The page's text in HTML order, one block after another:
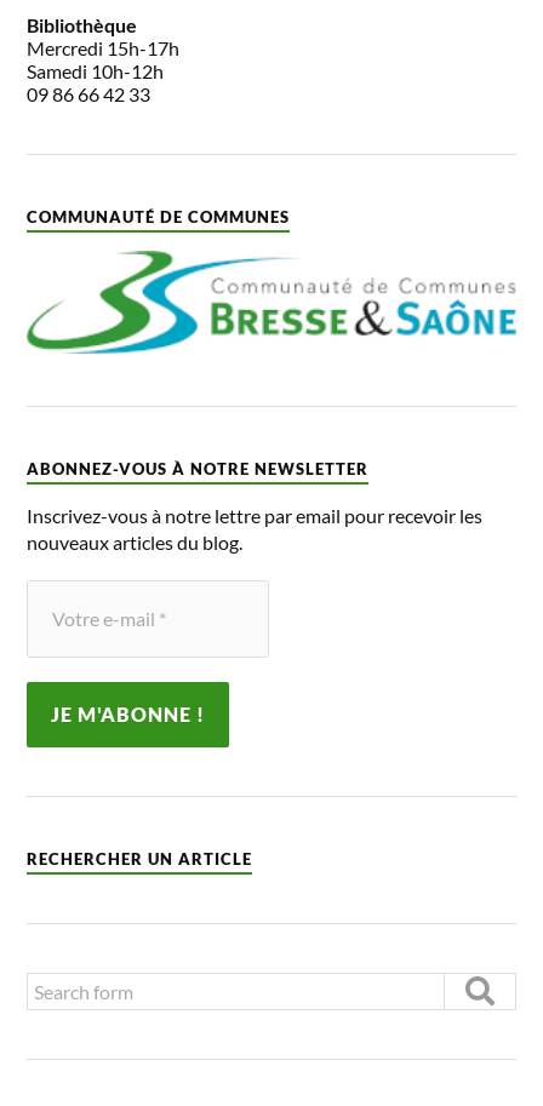
Bibliothèque
Mercredi 15h-17h
Samedi 10h-12h
09 86 66 42 33
COMMUNAUTÉ DE COMMUNES
ABONNEZ-VOUS À NOTRE NEWSLETTER
Inscrivez-vous à notre lettre par email pour recevoir les
nouveaux articles du blog.
RECHERCHER UN ARTICLE